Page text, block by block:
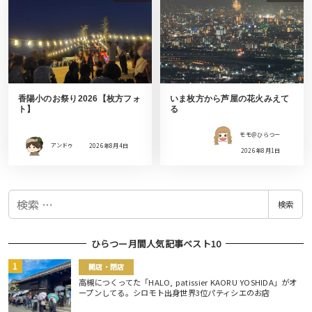
香陽小のお祭り2026【枚方フォ
ト】
アンドゥ 2026年8月4日
いま枚方から芦屋の花火みえて
る
モモ＠ひらつー
2026年8月1日
検
検索
ひらつー月間人気記事ベスト10
開店・閉店
高槻につくってた「HALO, patissier KAORU YOSHIDA」がオ
ープンしてる。シロモト出身世界3位パティシエのお店